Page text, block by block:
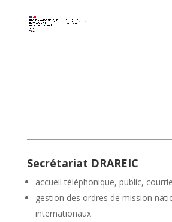
Secrétariat DRAREIC
accueil téléphonique, public,
gestion des ordres de mission
internationaux